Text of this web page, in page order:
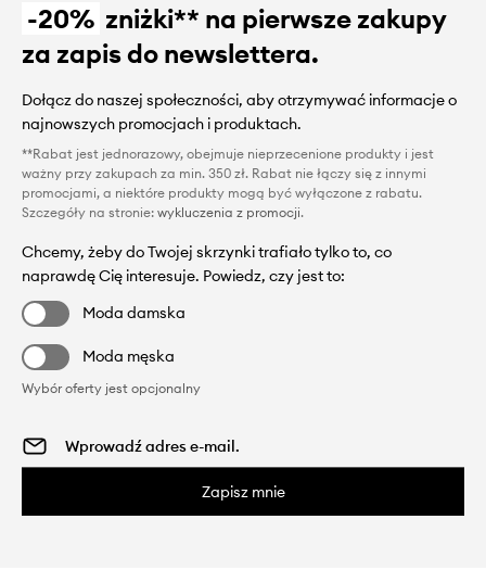
-20% zniżki** na pierwsze zakupy
za zapis do newslettera.
Dołącz do naszej społeczności, aby otrzymywać informacje o
najnowszych promocjach i produktach.
**Rabat jest jednorazowy, obejmuje nieprzecenione produkty i jest
ważny przy zakupach za min. 350 zł. Rabat nie łączy się z innymi
promocjami, a niektóre produkty mogą być wyłączone z rabatu.
Szczegóły na stronie: wykluczenia z promocji.
Chcemy, żeby do Twojej skrzynki trafiało tylko to, co
naprawdę Cię interesuje. Powiedz, czy jest to:
Moda damska
Moda męska
Wybór oferty jest opcjonalny
Zapisz mnie